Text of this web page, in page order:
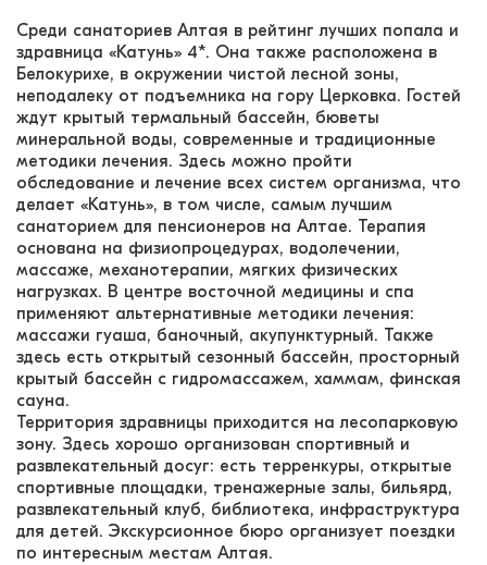
Среди санаториев Алтая в рейтинг лучших попала и
здравница «Катунь» 4*. Она также расположена в
Белокурихе, в окружении чистой лесной зоны,
неподалеку от подъемника на гору Церковка. Гостей
ждут крытый термальный бассейн, бюветы
минеральной воды, современные и традиционные
методики лечения. Здесь можно пройти
обследование и лечение всех систем организма, что
делает «Катунь», в том числе, самым лучшим
санаторием для пенсионеров на Алтае. Терапия
основана на физиопроцедурах, водолечении,
массаже, механотерапии, мягких физических
нагрузках. В центре восточной медицины и спа
применяют альтернативные методики лечения:
массажи гуаша, баночный, акупунктурный. Также
здесь есть открытый сезонный бассейн, просторный
крытый бассейн с гидромассажем, хаммам, финская
сауна.
Территория здравницы приходится на лесопарковую
зону. Здесь хорошо организован спортивный и
развлекательный досуг: есть терренкуры, открытые
спортивные площадки, тренажерные залы, бильярд,
развлекательный клуб, библиотека, инфраструктура
для детей. Экскурсионное бюро организует поездки
по интересным местам Алтая.